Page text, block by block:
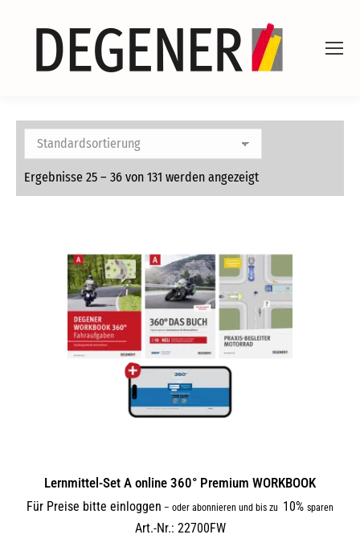
Ergebnisse 25 – 36 von 131 werden angezeigt
Lernmittel-Set A online 360° Premium WORKBOOK
Für Preise bitte einloggen – oder abonnieren und bis zu 10% sparen
Art.-Nr.: 22700FW